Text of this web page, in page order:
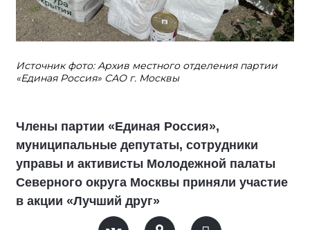
Источник фото: Архив местного отделения партии
«Единая Россия» САО г. Москвы
Члены партии «Единая Россия»,
муниципальные депутаты, сотрудники
управы и активисты Молодежной палаты
Северного округа Москвы приняли участие
в акции «Лучший друг»